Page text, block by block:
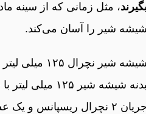
شیشه شیر را آسان می‌کند.
شیشه شیر نچرال ۱۲۵ میلی لیتر
بدنه شیشه شیر ۱۲۵ میلی لیتر با جنس پلی پروپیلن، یک عدد
جریان ۲ نچرال ریسپانس و یک عدد درب شیشه شیر می‌باشد.